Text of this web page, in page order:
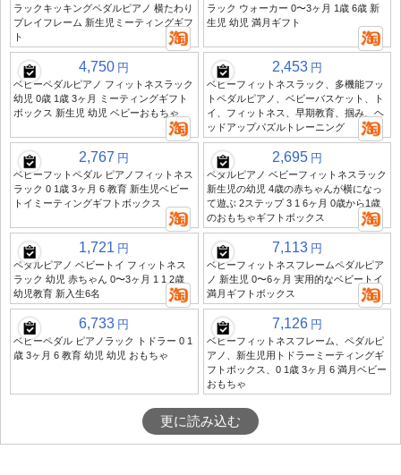
ラックキッキングペダルピアノ 横たわり
プレイフレーム 新生児ミーティングギフ
ト
ラック ウォーカー 0〜3ヶ月 1歳 6歳 新
生児 幼児 満月ギフト
4,750 円
ベビーペダルピアノ フィットネスラック
幼児 0歳 1歳 3ヶ月 ミーティングギフト
ボックス 新生児 幼児 ベビーおもちゃ
2,453 円
ベビーフィットネスラック、多機能フッ
トペダルピアノ、ベビーバスケット、ト
イ、フィットネス、早期教育、掴み、ヘ
ッドアップパズルトレーニング
2,767 円
ベビーフットペダル ピアノフィットネス
ラック 0 1歳 3ヶ月 6 教育 新生児ベビー
トイミーティングギフトボックス
2,695 円
ペダルピアノ ベビーフィットネスラック
新生児の幼児 4歳の赤ちゃんが横になっ
て遊ぶ 2ステップ 3 1 6ヶ月 0歳から1歳
のおもちゃギフトボックス
1,721 円
ペダルピアノ ベビートイ フィットネス
ラック 幼児 赤ちゃん 0〜3ヶ月 1 1 2歳
幼児教育 新入生6名
7,113 円
ベビーフィットネスフレームペダルピア
ノ 新生児 0〜6ヶ月 実用的なベビートイ
満月ギフトボックス
6,733 円
ベビーペダル ピアノラック トドラー 0 1
歳 3ヶ月 6 教育 幼児 幼児 おもちゃ
7,126 円
ベビーフィットネスフレーム、ペダルピ
アノ、新生児用トドラーミーティングギ
フトボックス、0 1歳 3ヶ月 6 満月ベビー
おもちゃ
更に読み込む